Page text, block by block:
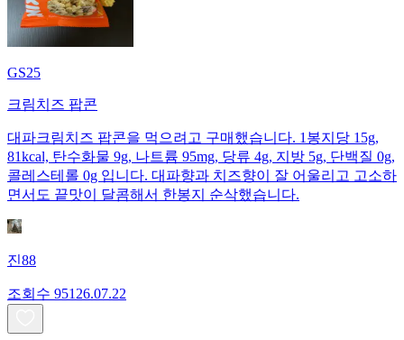
GS25
크림치즈 팝콘
대파크림치즈 팝콘을 먹으려고 구매했습니다. 1봉지당 15g,
81kcal, 탄수화물 9g, 나트륨 95mg, 당류 4g, 지방 5g, 단백질 0g,
콜레스테롤 0g 입니다. 대파향과 치즈향이 잘 어울리고 고소하
면서도 끝맛이 달콤해서 한봉지 순삭했습니다.
진88
조회수 951 26.07.22